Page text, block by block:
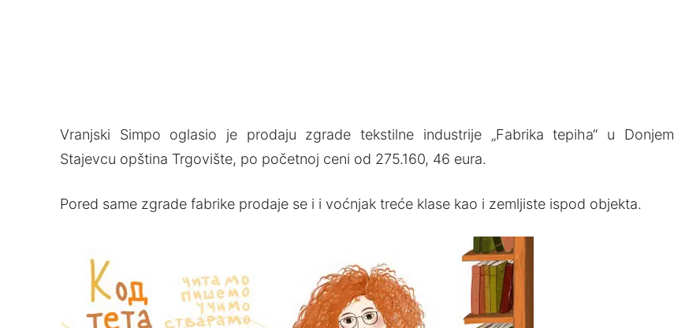
Vranjski Simpo oglasio je prodaju zgrade tekstilne industrije „Fabrika tepiha“ u Donjem
Stajevcu opština Trgovište, po početnoj ceni od 275.160, 46 eura.
Pored same zgrade fabrike prodaje se i i voćnjak treće klase kao i zemljiste ispod objekta.